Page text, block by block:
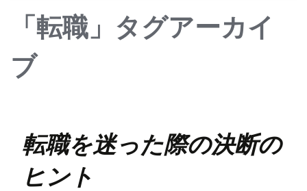
「転職」タグアーカイ
ブ
転職を迷った際の決断の
ヒント